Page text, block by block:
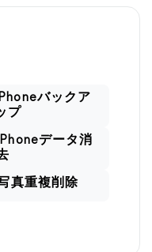
バックア
プ
データ消
真重複削除